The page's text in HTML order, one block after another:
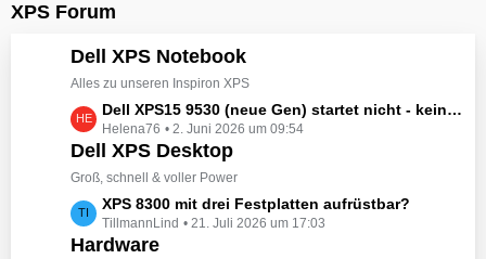
XPS Forum
Dell XPS Notebook
Alles zu unseren Inspiron XPS
L
e
t
z
e
B
Dell XPS15 9530 (neue Gen) startet nicht - kein booten, kein Licht - nichts tut sich - hat jemand eine Idee wie man ihn zum Leben erwecken könnte?
Helena76 2. Juni 2026 um 09:54
Dell XPS Desktop
Groß, schnell & voller Power
L
e
t
XPS 8300 mit drei Festplatten aufrüstbar?
TillmannLind 21. Juli 2026 um 17:03
Hardware